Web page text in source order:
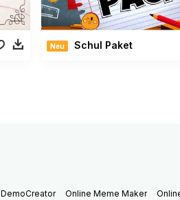
Neu Schul Paket
DemoCreator Online Meme Maker